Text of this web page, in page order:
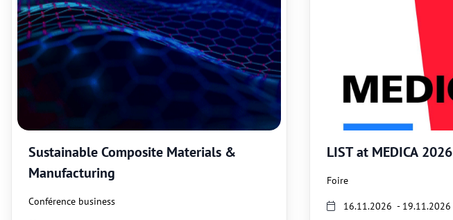
Sustainable Composite Materials &
Manufacturing
Conférence business
LIST at MEDICA 2026
Foire
16.11.2026 - 19.11.2026